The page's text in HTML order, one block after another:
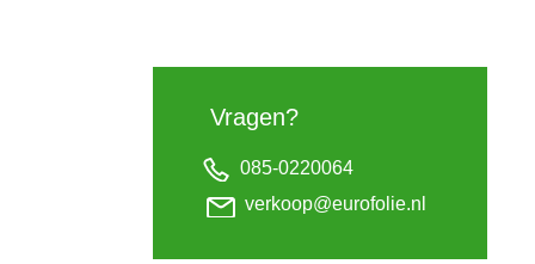
Vragen?
085-0220064
verkoop@eurofolie.nl